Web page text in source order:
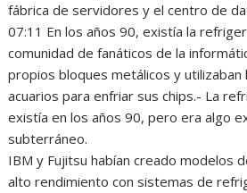
fábrica de servidores y el centro de
07:11 En los años 90, existía la
comunidad de fanáticos de la
propios bloques metálicos y
acuarios para enfriar sus chips.- La
existía en los años 90, pero era algo
subterráneo.
IBM y Fujitsu habían creado modelos
alto rendimiento con sistemas de